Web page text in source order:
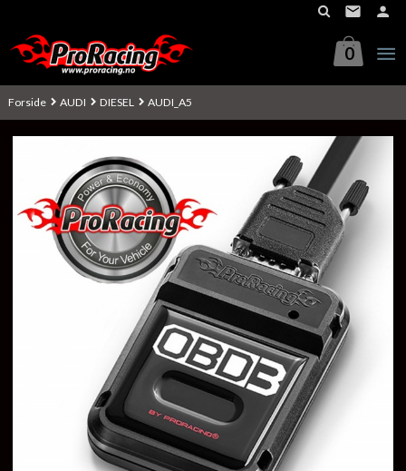
innholdet
0
Forside AUDI DIESEL AUDI_A5